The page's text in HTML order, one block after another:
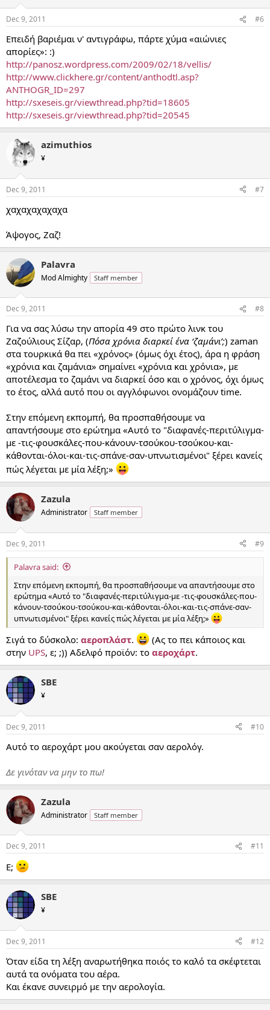
Dec 9, 2011 #6
Επειδή βαριέμαι ν' αντιγράφω, πάρτε χύμα «αιώνιες
απορίες»: :)
http://panosz.wordpress.com/2009/02/18/vellis/
http://www.clickhere.gr/content/anthodtl.asp?
ANTHOGR_ID=297
http://sxeseis.gr/viewthread.php?tid=18605
http://sxeseis.gr/viewthread.php?tid=20545
azimuthios
¥
Dec 9, 2011 #7
χαχαχαχαχαχα
Άψογος, Ζαζ!
Palavra
Mod Almighty Staff member
Dec 9, 2011 #8
Για να σας λύσω την απορία 49 στο πρώτο λινκ του
Ζαζούλιους Σίζαρ, (Πόσα χρόνια διαρκεί ένα ‘ζαμάνι’;) zaman
στα τουρκικά θα πει «χρόνος» (όμως όχι έτος), άρα η φράση
«χρόνια και ζαμάνια» σημαίνει «χρόνια και χρόνια», με
αποτέλεσμα το ζαμάνι να διαρκεί όσο και ο χρόνος, όχι όμως
το έτος, αλλά αυτό που οι αγγλόφωνοι ονομάζουν time.
Στην επόμενη εκπομπή, θα προσπαθήσουμε να
απαντήσουμε στο ερώτημα «Αυτό το "διαφανές-περιτύλιγμα-
με -τις-φουσκάλες-που-κάνουν-τσούκου-τσούκου-και-
κάθονται-όλοι-και-τις-σπάνε-σαν-υπνωτισμένοι" ξέρει κανείς
πώς λέγεται με μία λέξη;»
Zazula
Administrator Staff member
Dec 9, 2011 #9
Palavra said:
Στην επόμενη εκπομπή, θα προσπαθήσουμε να απαντήσουμε στο
ερώτημα «Αυτό το "διαφανές-περιτύλιγμα-με -τις-φουσκάλες-που-
κάνουν-τσούκου-τσούκου-και-κάθονται-όλοι-και-τις-σπάνε-σαν-
υπνωτισμένοι" ξέρει κανείς πώς λέγεται με μία λέξη;»
Σιγά το δύσκολο: αεροπλάστ.
(Ας το πει κάποιος και
στην UPS, ε; ;)) Αδελφό προϊόν: το αεροχάρτ.
SBE
¥
Dec 9, 2011 #10
Αυτό το αεροχάρτ μου ακούγεται σαν αερολόγ.
Δε γινόταν να μην το πω!
Zazula
Administrator Staff member
Dec 9, 2011 #11
E;
SBE
¥
Dec 9, 2011 #12
Όταν είδα τη λέξη αναρωτήθηκα ποιός το καλό τα σκέφτεται
αυτά τα ονόματα του αέρα.
Και έκανε συνειρμό με την αερολογία.